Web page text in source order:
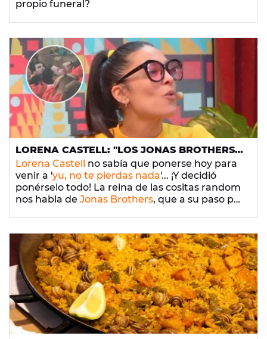
propio funeral?
LORENA CASTELL: "LOS JONAS BROTHERS
APROVECHAN SU VISITA A BARCELONA
PARA HACER 'CASTELLERS' Y PAELLA"
Lorena Castell no sabía que ponerse hoy para
venir a 'yu, no te pierdas nada'... ¡Y decidió
ponérselo todo! La reina de las cositas random
nos habla de Jonas Brothers, que a su paso por
turismo junto aSophie Turnerpor la ciudad...
¡Como unos turistas más!